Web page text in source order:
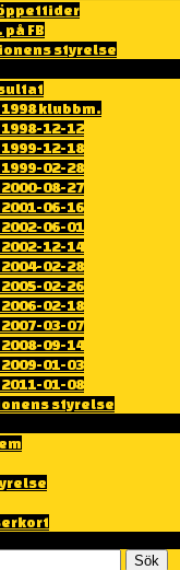
FB
styrelse
1998 klubbm.
1998-12-12
1999-12-18
1999-02-28
2000-08-27
2001-06-16
2002-06-01
2002-12-14
2004-02-28
2005-02-26
2006-02-18
2007-03-07
2008-09-14
2009-01-03
2011-01-08
styrelse